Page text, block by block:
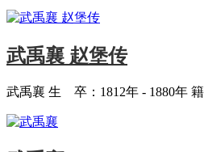
武禹襄 赵堡传
武禹襄 生 卒：1812年 - 1880年